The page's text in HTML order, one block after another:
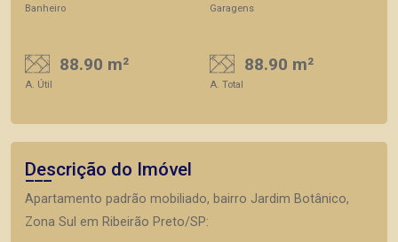
Banheiro Garagens
88.90 m²
A. Útil
88.90 m²
A. Total
Descrição do Imóvel
Apartamento padrão mobiliado, bairro Jardim Botânico,
Zona Sul em Ribeirão Preto/SP: